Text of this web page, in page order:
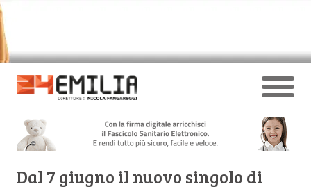
Dal 7 giugno il nuovo singolo di